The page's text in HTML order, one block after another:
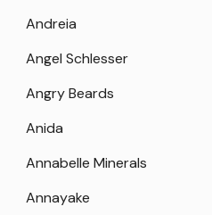
Andreia
Angel Schlesser
Angry Beards
Anida
Annabelle Minerals
Annayake